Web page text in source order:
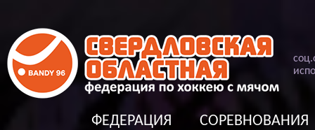
соц.
ФЕДЕРАЦИЯ СОРЕВНОВАНИЯ